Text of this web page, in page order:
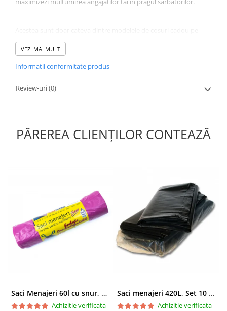
care noi le realizam.
La cerere putem realiza un cos cadou mixand produsele in
stabilit!
La www.horeca-trading-distribution.ro gasesti o gama variata de
Cosuri cadou cu vin sau cosuri traditionale romanesti, cu
VEZI MAI MULT
Informatii conformitate produs
Review-uri(0)
PĂREREA CLIENȚILOR CONTEAZĂ
Saci Menajeri 60l cu snur, Roz, 10buc/rola
Achizitie verificata
Saci menajeri 420L, Set 10 bucati
Achizitie verificata